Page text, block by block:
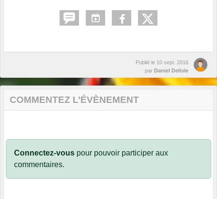
Publié le 10 sept. 2016
par Daniel Delisle
COMMENTEZ L’ÉVÈNEMENT
Connectez-vous pour pouvoir participer aux
commentaires.